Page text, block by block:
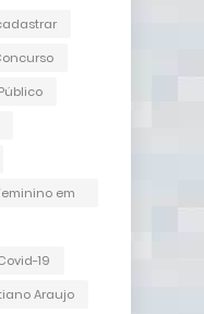
em
19
Araujo